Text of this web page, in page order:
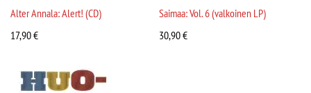
Alter Annala: Alert! (CD)
17,90€
Saimaa: Vol. 6 (valkoinen LP)
30,90€